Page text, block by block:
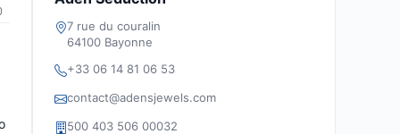
7 rue du couralin
64100 Bayonne
+33 06 14 81 06 53
contact@adensjewels.com
500 403 506 00032